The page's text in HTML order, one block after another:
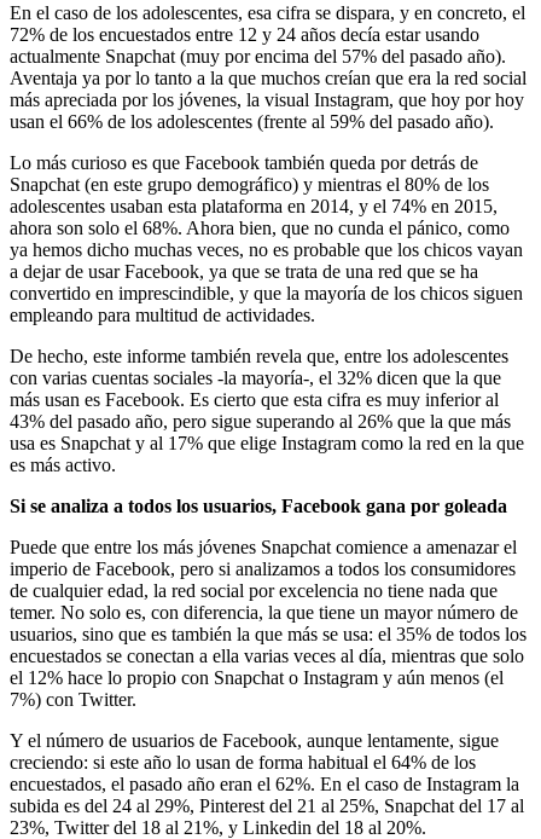
En el caso de los adolescentes, esa cifra se dispara, y en concreto, el
72% de los encuestados entre 12 y 24 años decía estar usando
actualmente Snapchat (muy por encima del 57% del pasado año).
Aventaja ya por lo tanto a la que muchos creían que era la red social
más apreciada por los jóvenes, la visual Instagram, que hoy por hoy
usan el 66% de los adolescentes (frente al 59% del pasado año).
Lo más curioso es que Facebook también queda por detrás de
Snapchat (en este grupo demográfico) y mientras el 80% de los
adolescentes usaban esta plataforma en 2014, y el 74% en 2015,
ahora son solo el 68%. Ahora bien, que no cunda el pánico, como
ya hemos dicho muchas veces, no es probable que los chicos vayan
a dejar de usar Facebook, ya que se trata de una red que se ha
convertido en imprescindible, y que la mayoría de los chicos siguen
empleando para multitud de actividades.
De hecho, este informe también revela que, entre los adolescentes
con varias cuentas sociales -la mayoría-, el 32% dicen que la que
más usan es Facebook. Es cierto que esta cifra es muy inferior al
43% del pasado año, pero sigue superando al 26% que la que más
usa es Snapchat y al 17% que elige Instagram como la red en la que
es más activo.
Si se analiza a todos los usuarios, Facebook gana por goleada
Puede que entre los más jóvenes Snapchat comience a amenazar el
imperio de Facebook, pero si analizamos a todos los consumidores
de cualquier edad, la red social por excelencia no tiene nada que
temer. No solo es, con diferencia, la que tiene un mayor número de
usuarios, sino que es también la que más se usa: el 35% de todos los
encuestados se conectan a ella varias veces al día, mientras que solo
el 12% hace lo propio con Snapchat o Instagram y aún menos (el
7%) con Twitter.
Y el número de usuarios de Facebook, aunque lentamente, sigue
creciendo: si este año lo usan de forma habitual el 64% de los
encuestados, el pasado año eran el 62%. En el caso de Instagram la
subida es del 24 al 29%, Pinterest del 21 al 25%, Snapchat del 17 al
23%, Twitter del 18 al 21%, y Linkedin del 18 al 20%.